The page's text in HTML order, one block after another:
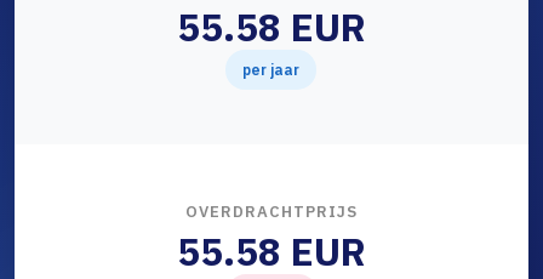
55.58 EUR
per jaar
OVERDRACHTPRIJS
55.58 EUR